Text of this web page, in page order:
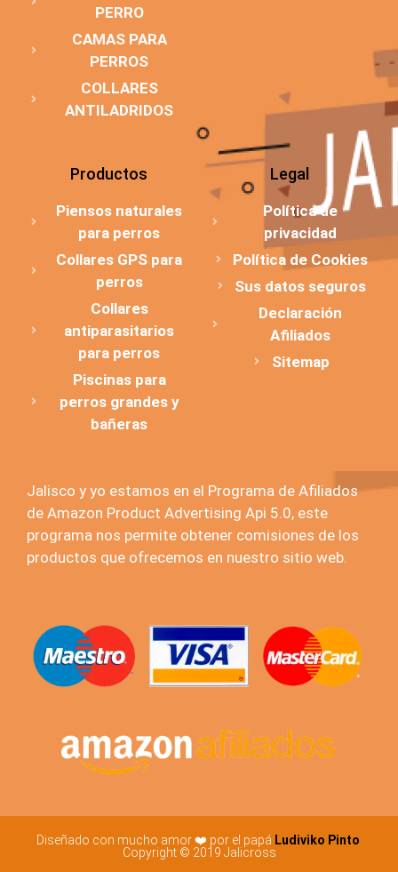
PERRO
CAMAS PARA
PERROS
COLLARES
ANTILADRIDOS
Productos
Piensos naturales
para perros
Collares GPS para
perros
Collares
antiparasitarios
para perros
Piscinas para
perros grandes y
bañeras
Legal
Política de
privacidad
Política de Cookies
Sus datos seguros
Declaración
Afiliados
Sitemap
Jalisco y yo estamos en el Programa de Afiliados
de Amazon Product Advertising Api 5.0, este
programa nos permite obtener comisiones de los
productos que ofrecemos en nuestro sitio web.
Diseñado con mucho amor ❤️ por el papá Ludiviko Pinto
Copyright © 2019 Jalicross